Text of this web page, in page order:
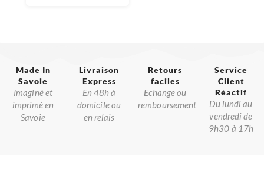
Made In
Savoie​
Imaginé et
imprimé en
Savoie
Livraison
Express
En 48h à
domicile ou
en relais
Retours
faciles
Echange ou
remboursement
Service
Client
Réactif​
Du lundi au
vendredi de
9h30 à 17h